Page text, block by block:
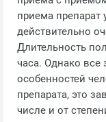
приема препарат
действительно
Длительность
часа. Однако все
особенностей
препарата, это
числе и от